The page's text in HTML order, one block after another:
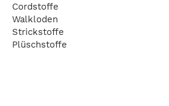
Cordstoffe
Walkloden
Strickstoffe
Plüschstoffe